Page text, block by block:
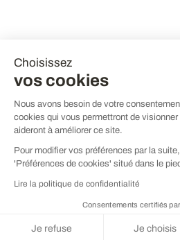
Choisissez
vos cookies
Nous avons besoin de votre
cookies qui vous permettront de
aideront à améliorer ce site.
Pour modifier vos préférences par la
'Préférences de cookies' situé dans le
Lire la politique de confidentialité
Consentements certifiés par
Je refuse Je choisis